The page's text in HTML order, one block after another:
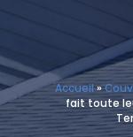
Accueil»
fait toute